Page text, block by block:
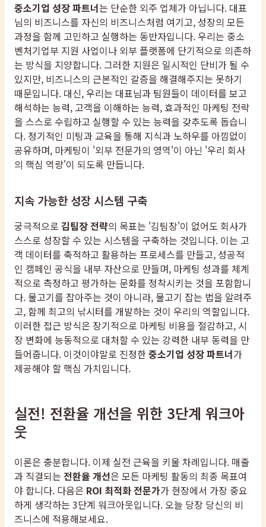
중소기업 성장 파트너는 단순한 외주 업체가 아닙니다. 대표
님의 비즈니스를 자신의 비즈니스처럼 여기고, 성장의 모든
과정을 함께 고민하고 실행하는 동반자입니다. 우리는 중소
벤처기업부 지원 사업이나 외부 플랫폼에 단기적으로 의존하
는 방식을 지양합니다. 그러한 지원은 일시적인 단비가 될 수
있지만, 비즈니스의 근본적인 갈증을 해결해주지는 못하기
때문입니다. 대신, 우리는 대표님과 팀원들이 데이터를 보고
해석하는 능력, 고객을 이해하는 능력, 효과적인 마케팅 전략
을 스스로 수립하고 실행할 수 있는 능력을 갖추도록 돕습니
다. 정기적인 미팅과 교육을 통해 지식과 노하우를 아낌없이
공유하며, 마케팅이 '외부 전문가의 영역'이 아닌 '우리 회사
의 핵심 역량'이 되도록 만듭니다.
지속 가능한 성장 시스템 구축
궁극적으로 김팀장 전략의 목표는 '김팀장'이 없어도 회사가
스스로 성장할 수 있는 시스템을 구축하는 것입니다. 이는 고
객 데이터를 축적하고 활용하는 프로세스를 만들고, 성공적
인 캠페인 공식을 내부 자산으로 만들며, 마케팅 성과를 체계
적으로 측정하고 평가하는 문화를 정착시키는 것을 포함합니
다. 물고기를 잡아주는 것이 아니라, 물고기 잡는 법을 알려주
고, 함께 최고의 낚시터를 개발하는 것이 우리의 역할입니다.
이러한 접근 방식은 장기적으로 마케팅 비용을 절감하고, 시
장 변화에 능동적으로 대처할 수 있는 강력한 내부 동력을 만
들어줍니다. 이것이야말로 진정한중소기업 성장 파트너가
제공해야 할 핵심 가치입니다.
실전! 전환율 개선을 위한 3단계 워크아
웃
이론은 충분합니다. 이제 실전 근육을 키울 차례입니다. 매출
과 직결되는 전환율 개선은 모든 마케팅 활동의 최종 목표여
야 합니다. 다음은 ROI 최적화 전문가가 현장에서 가장 중요
하게 생각하는 3단계 워크아웃입니다. 오늘 당장 당신의 비
즈니스에 적용해보세요.